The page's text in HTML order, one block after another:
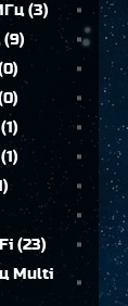
(3)
(9)
0)
0)
(1)
(1)
)
(23)
Multi